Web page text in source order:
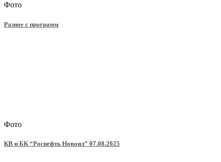
Фото
Разное с программ
Фото
КВ и БК “Роснефть Новоил” 07.08.2025